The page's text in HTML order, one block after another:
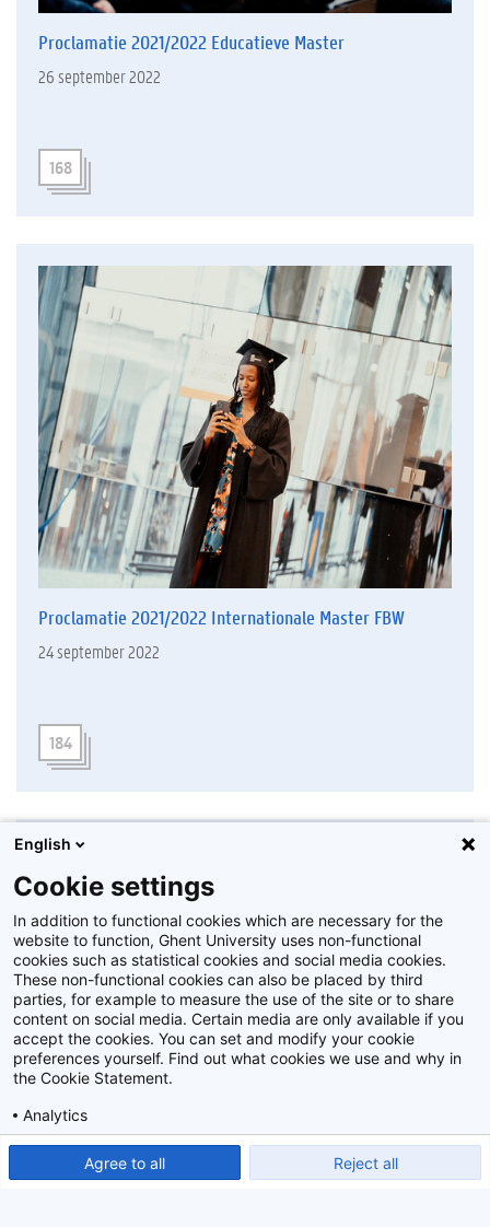
Proclamatie 2021/2022 Educatieve Master
26 september 2022
168
Proclamatie 2021/2022 Internationale Master FBW
24 september 2022
184
English
Cookie settings
In addition to functional cookies which are necessary for the
website to function, Ghent University uses non-functional
cookies such as statistical cookies and social media cookies.
These non-functional cookies can also be placed by third
parties, for example to measure the use of the site or to share
content on social media. Certain media are only available if you
accept the cookies. You can set and modify your cookie
preferences yourself. Find out what cookies we use and why in
the Cookie Statement.
Analytics
Agree to all Reject all
Show detailed settings Read our Cookie Statement.